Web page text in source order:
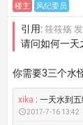
楼主 风纪委员
引用:筱筱殇
请问如何一天
你需要3三个水
xika : 一天水到
2017-7-16 13:42